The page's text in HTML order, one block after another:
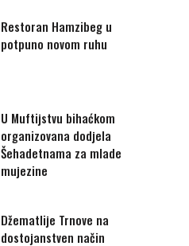
Restoran Hamzibeg u
potpuno novom ruhu
U Muftijstvu bihaćkom
organizovana dodjela
Šehadetnama za mlade
mujezine
Džematlije Trnove na
dostojanstven način